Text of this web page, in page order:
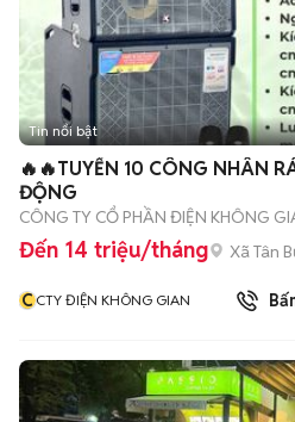
Tin nổi bật
🔥🔥TUYỂN 10 CÔNG NHÂN
ĐỘNG
CÔNG TY CỔ PHẦN ĐIỆN KHÔNG
Đến 14 triệu/tháng Xã Tân
C CTY ĐIỆN KHÔNG GIAN